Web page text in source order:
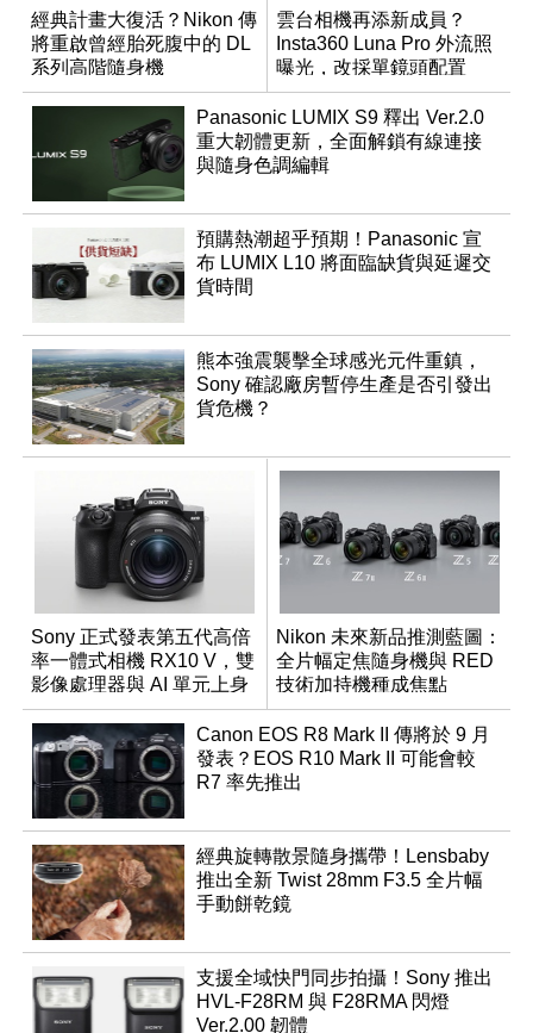
經典計畫大復活？Nikon 傳
將重啟曾經胎死腹中的 DL
系列高階隨身機
雲台相機再添新成員？
Insta360 Luna Pro 外流照
曝光，改採單鏡頭配置
Panasonic LUMIX S9 釋出 Ver.2.0
重大韌體更新，全面解鎖有線連接
與隨身色調編輯
預購熱潮超乎預期！Panasonic 宣
布 LUMIX L10 將面臨缺貨與延遲交
貨時間
熊本強震襲擊全球感光元件重鎮，
Sony 確認廠房暫停生產是否引發出
貨危機？
Sony 正式發表第五代高倍
率一體式相機 RX10 V，雙
影像處理器與 AI 單元上身
Nikon 未來新品推測藍圖：
全片幅定焦隨身機與 RED
技術加持機種成焦點
Canon EOS R8 Mark II 傳將於 9 月
發表？EOS R10 Mark II 可能會較
R7 率先推出
經典旋轉散景隨身攜帶！Lensbaby
推出全新 Twist 28mm F3.5 全片幅
手動餅乾鏡
支援全域快門同步拍攝！Sony 推出
HVL-F28RM 與 F28RMA 閃燈
Ver.2.00 韌體